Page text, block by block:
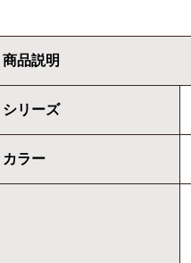
商品説明
シリーズ
カラー